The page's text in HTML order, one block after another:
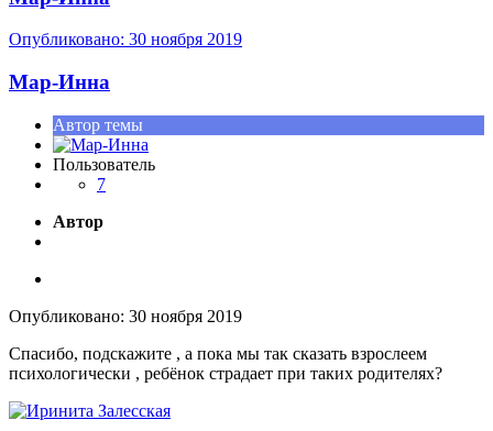
Опубликовано: 30 ноября 2019
Мар-Инна
Автор темы
Пользователь
7
Автор
Опубликовано: 30 ноября 2019
Спасибо, подскажите , а пока мы так сказать взрослеем
психологически , ребёнок страдает при таких родителях?